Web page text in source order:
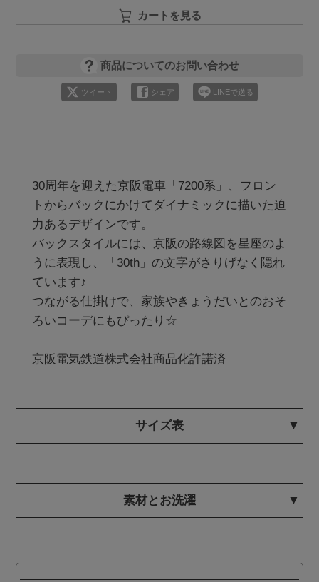
カートを見る
商品についてのお問い合わせ
ツイート シェア LINEで送る
30周年を迎えた京阪電車「7200系」、フロン
トからバックにかけてダイナミックに描いた迫
力あるデザインです。
バックスタイルには、京阪の路線図を星座のよ
うに表現し、「30th」の文字がさりげなく隠れ
ています♪
つながる仕掛けで、家族やきょうだいとのおそ
ろいコーデにもぴったり☆
京阪電気鉄道株式会社商品化許諾済
サイズ表
素材とお洗濯